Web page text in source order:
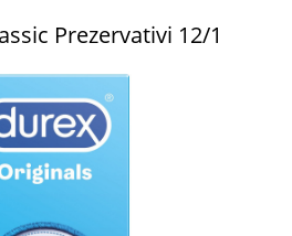
Prezervativi 12/1